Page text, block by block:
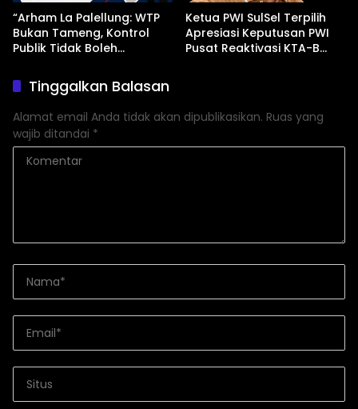
“Arham La Palellung: WTP
Bukan Tameng, Kontrol
Publik Tidak Boleh
Ketua PWI SulSel Terpilih
Apresiasi Keputusan PWI
Pusat Reaktivasi KTA-B
Tinggalkan Balasan
Alamat email Anda tidak akan dipublikasikan. Ruas yang
wajib ditandai *